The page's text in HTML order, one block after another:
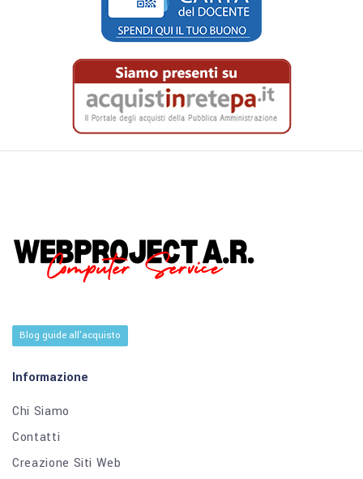
Blog guide all'acquisto
Informazione
Chi Siamo
Contatti
Creazione Siti Web